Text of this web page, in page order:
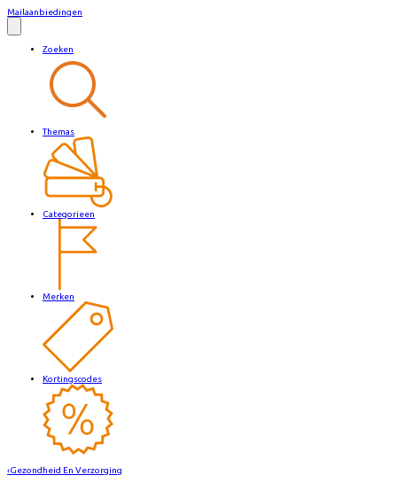
Mailaanbiedingen
Zoeken
Themas
Categorieen
Merken
Kortingscodes
‹Gezondheid En Verzorging